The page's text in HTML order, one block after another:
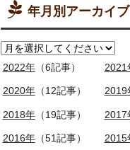
年月別アーカイブ
2022年（6記事） 2021
2020年（12記事） 2019
2018年（19記事） 2017
2016年（51記事） 2015